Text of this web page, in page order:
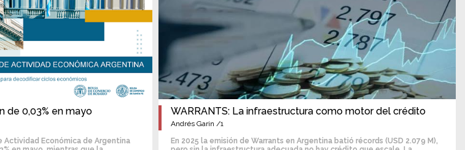
de 0,03% en mayo
Económica de Argentina
WARRANTS: La infraestructura como motor del crédito
Andrés Garin /1
En 2025 la emisión de Warrants en Argentina batió récords (USD 2.079 M),